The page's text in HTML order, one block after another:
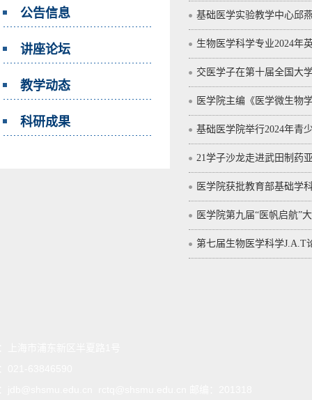
公告信息
讲座论坛
教学动态
科研成果
基础医学实验教学中心邱
生物医学科学专业2024年
交医学子在第十届全国大
医学院主编《医学微生物
基础医学院举行2024年青
21学子沙龙走进武田制药
医学院获批教育部基础学
医学院第九届“医帆启航”
第七届生物医学科学J.A.T